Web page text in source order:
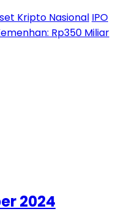
Kripto Nasional IPO
Rp350 Miliar
2024